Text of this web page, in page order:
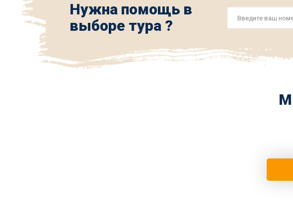
Нужна помощь в
выборе тура ?
*